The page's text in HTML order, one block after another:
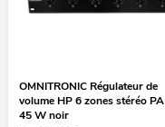
OMNITRONIC Régulateur de
volume HP 6 zones stéréo PA
45 W noir